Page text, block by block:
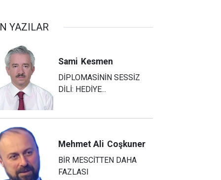
YAZILAR
Sami Kesmen
DİPLOMASİNİN SESSİZ
DİLİ: HEDİYE...
Mehmet Ali Coşkuner
BİR MESCİTTEN DAHA
FAZLASI